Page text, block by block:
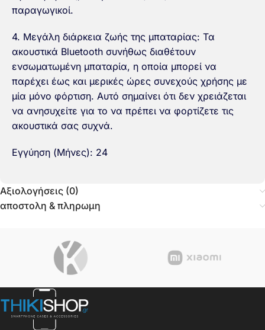
παραγωγικοί.
4. Μεγάλη διάρκεια ζωής της μπαταρίας: Τα
ακουστικά Bluetooth συνήθως διαθέτουν
ενσωματωμένη μπαταρία, η οποία μπορεί να
παρέχει έως και μερικές ώρες συνεχούς χρήσης με
μία μόνο φόρτιση. Αυτό σημαίνει ότι δεν χρειάζεται
να ανησυχείτε για το να πρέπει να φορτίζετε τις
ακουστικά σας συχνά.
Εγγύηση (Μήνες): 24
Αξιολογήσεις (0)
αποστολη & πληρωμη